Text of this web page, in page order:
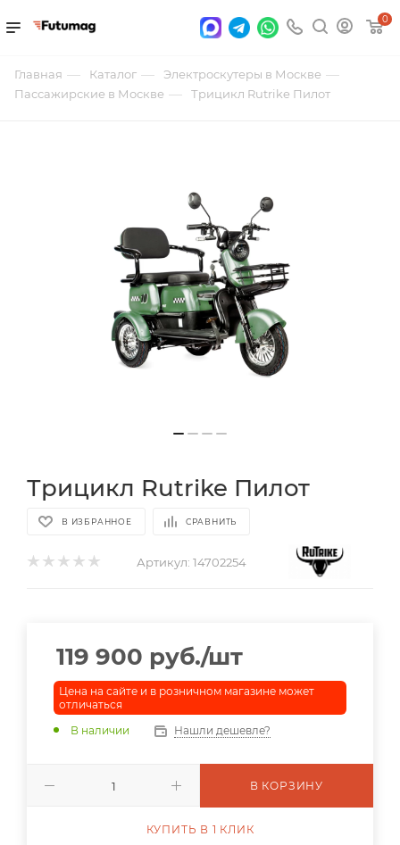
0
Главная — Каталог — Электроскутеры в Москве —
Пассажирские в Москве — Трицикл Rutrike Пилот
Трицикл Rutrike Пилот
В ИЗБРАННОЕ СРАВНИТЬ
Артикул: 14702254
119 900 руб./шт
Цена на сайте и в розничном магазине может
отличаться
В наличии
Нашли дешевле?
В КОРЗИНУ
КУПИТЬ В 1 КЛИК